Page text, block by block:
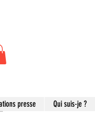
presse Qui suis-je ?